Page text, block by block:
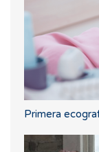
Primera